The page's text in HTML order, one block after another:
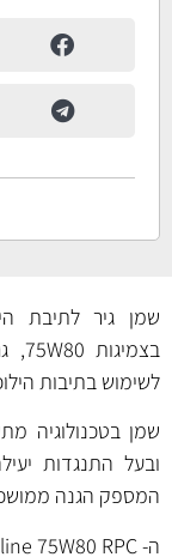
לשימוש בתיבות
שמן בטכנולוגיה
ובעל התנגדות
המספק הגנה